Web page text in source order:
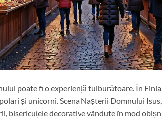
poate fi o experiență tulburătoare. În
și unicorni. Scena Nașterii Domnului
bisericuțele decorative vândute în mod